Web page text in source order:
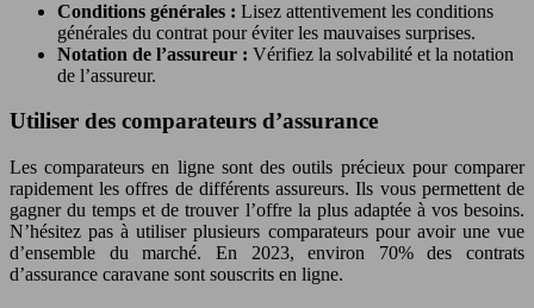
Conditions générales : Lisez attentivement les conditions
générales du contrat pour éviter les mauvaises surprises.
Notation de l’assureur : Vérifiez la solvabilité et la notation
de l’assureur.
Utiliser des comparateurs d’assurance
Les comparateurs en ligne sont des outils précieux pour comparer
rapidement les offres de différents assureurs. Ils vous permettent de
gagner du temps et de trouver l’offre la plus adaptée à vos besoins.
N’hésitez pas à utiliser plusieurs comparateurs pour avoir une vue
d’ensemble du marché. En 2023, environ 70% des contrats
d’assurance caravane sont souscrits en ligne.